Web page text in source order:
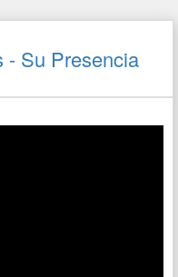
- Su Presencia